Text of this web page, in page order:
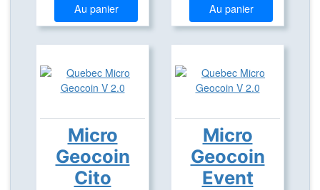
Au panier Au panier
Micro
Geocoin
Cito
Micro
Geocoin
Event